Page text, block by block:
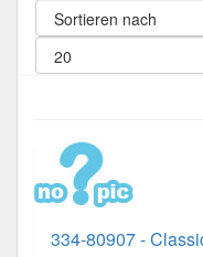
334-80907 -